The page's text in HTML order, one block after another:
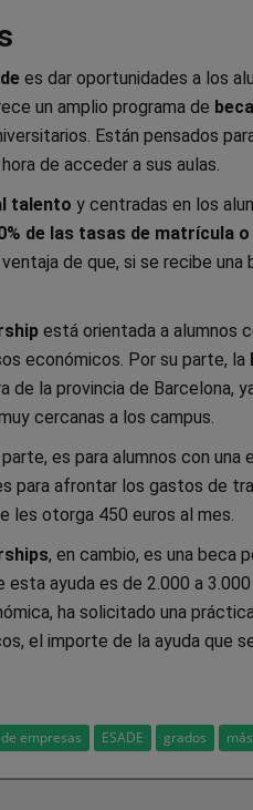
es dar oportunidades a los
un amplio programa de
Están pensados
de acceder a sus aulas.
talento y centradas en los
de las tasas de matrícula
de que, si se recibe
está orientada a alumnos
económicos. Por su parte, la
la provincia de Barcelona,
cercanas a los campus.
parte, es para alumnos con
para afrontar los gastos de
les otorga 450 euros al mes.
, en cambio, es una beca
ayuda es de 2.000 a
ha solicitado una
el importe de la ayuda que
empresas ESADE grados